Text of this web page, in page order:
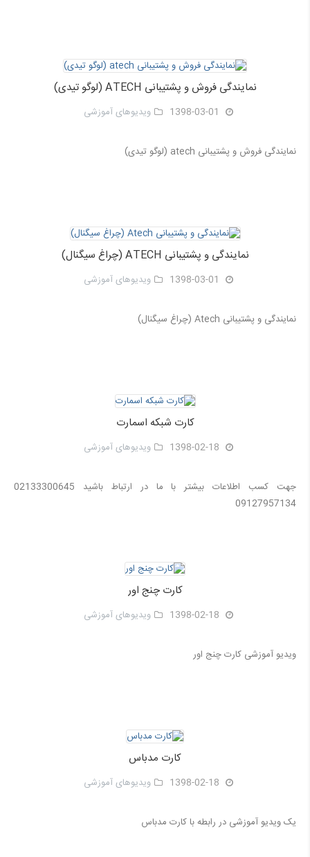
نمایندگی فروش و پشتیبانی ATECH (لوگو تیدی)
ویدیوهای آموزشی
نمایندگی فروش و پشتیبانی atech (لوگو تیدی)
نمایندگی و پشتیبانی ATECH (چراغ سیگنال)
ویدیوهای آموزشی
نمایندگی و پشتیبانی Atech (چراغ سیگنال)
کارت شبکه اسمارت
ویدیوهای آموزشی
جهت کسب اطلاعات بیشتر با ما در ارتباط باشید 02133300645
09127957134
کارت چنج اور
ویدیوهای آموزشی
ویدیو آموزشی کارت چنج اور
کارت مدباس
ویدیوهای آموزشی
یک ویدیو آموزشی در رابطه با کارت مدباس